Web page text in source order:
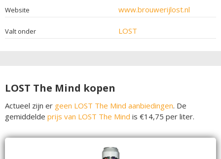
Website www.brouwerijlost.nl
Valt onder LOST
LOST The Mind kopen
Actueel zijn er geen LOST The Mind aanbiedingen. De
gemiddelde prijs van LOST The Mind is €14,75 per liter.